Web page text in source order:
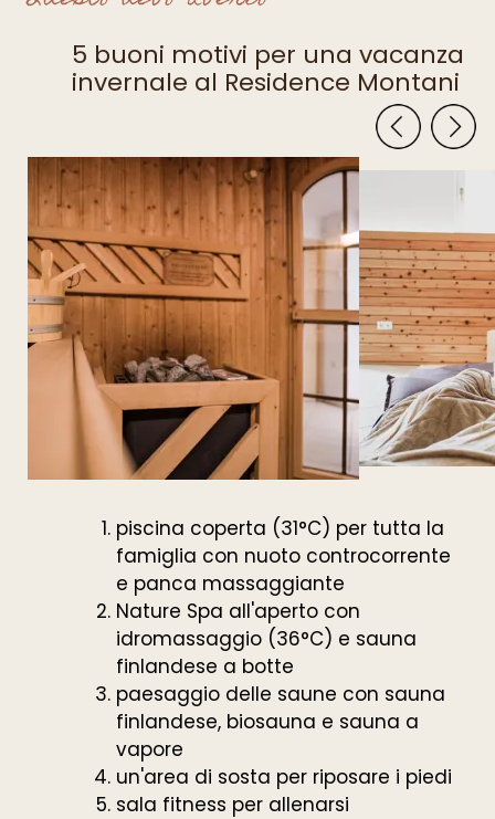
T +39 0473 623302
info@residence-montani.com
ARRIVO METEO
5 buoni motivi per una vacanza
invernale al Residence Montani
piscina coperta (31°C) per tutta la
famiglia con nuoto controcorrente
e panca massaggiante
Nature Spa all'aperto con
idromassaggio (36°C) e sauna
finlandese a botte
paesaggio delle saune con sauna
finlandese, biosauna e sauna a
vapore
un'area di sosta per riposare i piedi
sala fitness per allenarsi